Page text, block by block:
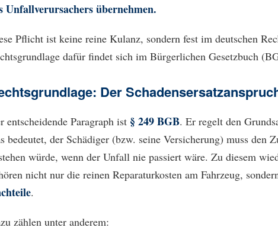
Unfallverursachers übernehmen.
Pflicht ist keine reine Kulanz, sondern fest im deutschen
dafür findet sich im Bürgerlichen Gesetzbuch
Der
entscheidende Paragraph ist § 249 BGB. Er regelt den
bedeutet, der Schädiger (bzw. seine Versicherung) muss den
würde, wenn der Unfall nie passiert wäre. Zu diesem
nicht nur die reinen Reparaturkosten am Fahrzeug,
.
zählen unter anderem: